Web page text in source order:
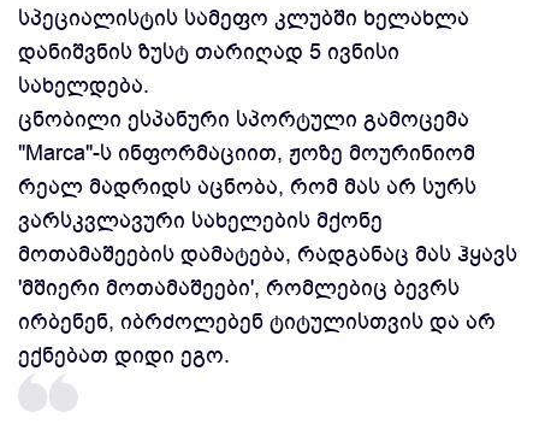
სპეციალისტის სამეფო კლუბში ხელახლა
დანიშვნის ზუსტ თარიღად 5 ივნისი
სახელდება.
ცნობილი ესპანური სპორტული გამოცემა
"Marca"-ს ინფორმაციით, ჟოზე მოურინიომ
რეალ მადრიდს აცნობა, რომ მას არ სურს
ვარსკვლავური სახელების მქონე
მოთამაშეების დამატება, რადგანაც მას ჰყავს
'მშიერი მოთამაშეები', რომლებიც ბევრს
ირბენენ, იბრძოლებენ ტიტულისთვის და არ
ექნებათ დიდი ეგო.